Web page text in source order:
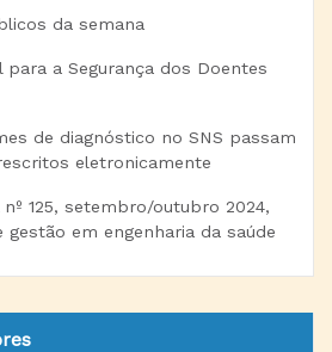
da semana
para a Segurança dos Doentes
de diagnóstico no SNS passam
eletronicamente
125, setembro/outubro 2024,
gestão em engenharia da saúde